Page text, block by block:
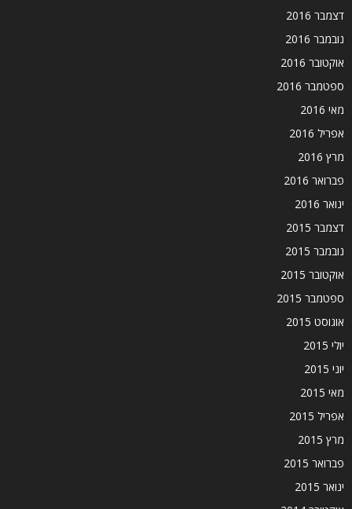
דצמבר 2016
נובמבר 2016
אוקטובר 2016
ספטמבר 2016
מאי 2016
אפריל 2016
מרץ 2016
פברואר 2016
ינואר 2016
דצמבר 2015
נובמבר 2015
אוקטובר 2015
ספטמבר 2015
אוגוסט 2015
יולי 2015
יוני 2015
מאי 2015
אפריל 2015
מרץ 2015
פברואר 2015
ינואר 2015